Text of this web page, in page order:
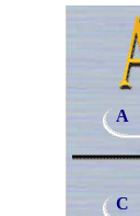
A
C